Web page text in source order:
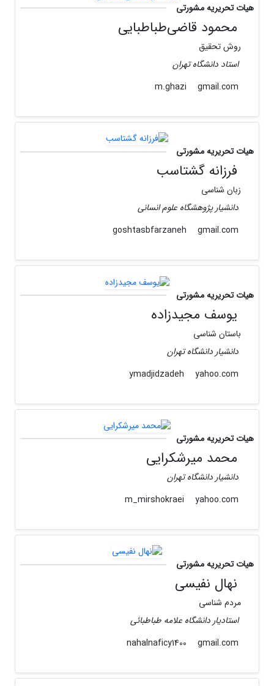
هیات تحریریه مشورتی
محمود قاضی‌طباطبایی
روش تحقیق
استاد دانشگاه تهران
gmail.com
هیات تحریریه مشورتی
فرزانه گشتاسب
زبان شناسی
دانشیار پژوهشگاه علوم انسانی
gmail.com
هیات تحریریه مشورتی
یوسف مجیدزاده
باستان شناسی
دانشیار دانشگاه تهران
yahoo.com
هیات تحریریه مشورتی
محمد میرشکرایى
دانشیار دانشگاه تهران
yahoo.com
هیات تحریریه مشورتی
نهال نفیسی
مردم شناسی
استادیار دانشگاه علامه طباطبائی
gmail.com